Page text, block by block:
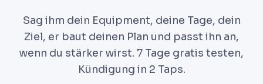
Sag ihm dein Equipment, deine Tage, dein
Ziel, er baut deinen Plan und passt ihn an,
wenn du stärker wirst. 7 Tage gratis testen,
Kündigung in 2 Taps.